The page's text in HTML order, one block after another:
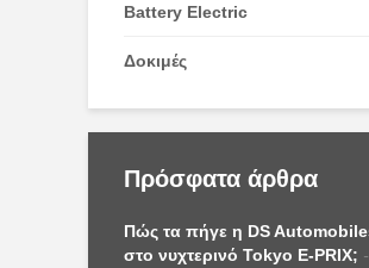
Battery Electric
Δοκιμές
Πρόσφατα άρθρα
Πώς τα πήγε η DS
στο νυχτερινό Tokyo E-PRIX;